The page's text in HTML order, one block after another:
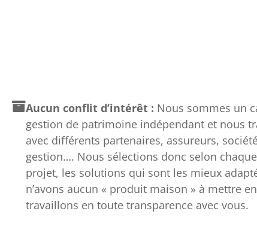
Aucun conflit d’intérêt : Nous sommes un
gestion de patrimoine indépendant et nous
avec différents partenaires, assureurs,
gestion…. Nous sélections donc selon
projet, les solutions qui sont les mieux
n’avons aucun « produit maison » à mettre
travaillons en toute transparence avec vous.